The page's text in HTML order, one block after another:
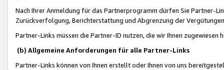
Nach Ihrer Anmeldung für das Partnerprogramm dürfen Sie Partner-
Zurückverfolgung, Berichterstattung und Abgrenzung der
Partner-Links müssen die Partner-ID nutzen, die wir Ihnen zugewiesen
(b) Allgemeine Anforderungen für alle Partner-Links
Partner-Links können von Ihnen erstellt oder Ihnen von uns